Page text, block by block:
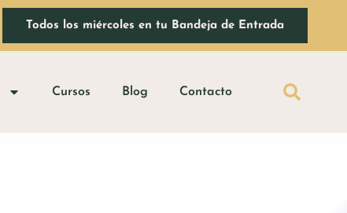
Todos los miércoles en tu Bandeja de Entrada
Cursos Blog Contacto